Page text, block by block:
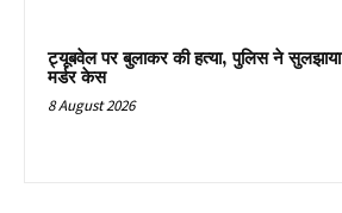
ट्यूबवेल पर बुलाकर की हत्या, पुलिस ने सुलझाया
मर्डर केस
8 August 2026